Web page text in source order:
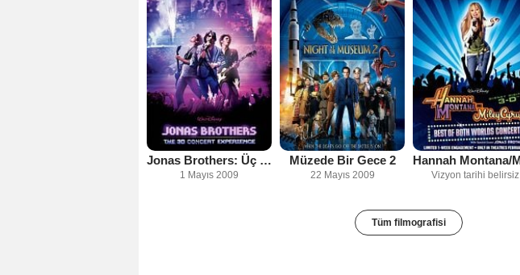
Jonas Brothers: Üç Boyutlu Konser Deneyi
1 Mayıs 2009
Müzede Bir Gece 2
22 Mayıs 2009 Vizyon tarihi belirsiz
Tüm filmografisi